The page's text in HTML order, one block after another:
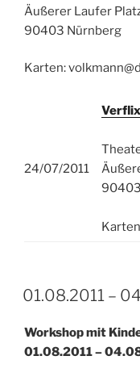
Äußerer Laufer
90403 Nürnberg
Karten:
24/07/2011
01.08.2011 –
Workshop mit
01.08.2011 –